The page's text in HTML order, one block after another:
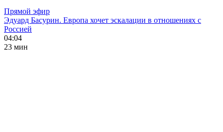
Прямой эфир
Эдуард Басурин. Европа хочет эскалации в отношениях с
Россией
04:04
23 мин